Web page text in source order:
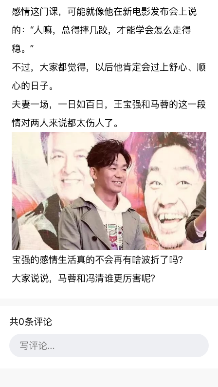
感情这门课，可能就像他在新电影发布会上说
的：“人嘛，总得摔几跤，才能学会怎么走得
稳。”
不过，大家都觉得，以后他肯定会过上舒心、顺
心的日子。
夫妻一场，一日如百日，王宝强和马蓉的这一段
情对两人来说都太伤人了。
宝强的感情生活真的不会再有啥波折了吗？
大家说说，马蓉和冯清谁更厉害呢？
共0条评论